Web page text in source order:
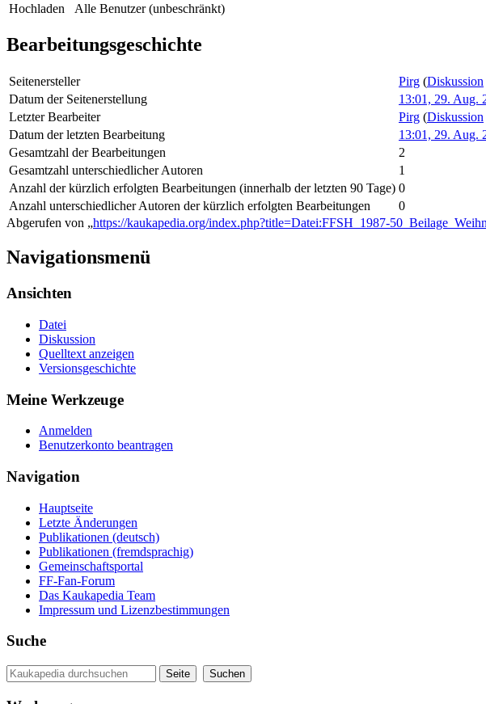
Hochladen
Alle Benutzer (unbeschränkt)
Bearbeitungsgeschichte
Seitenersteller Pirg (Diskussion
Datum der Seitenerstellung
13:01, 29. Aug.
Letzter Bearbeiter
Pirg (Diskussion
Datum der letzten Bearbeitung
13:01, 29. Aug.
Gesamtzahl der Bearbeitungen
2
Gesamtzahl unterschiedlicher Autoren
1
Anzahl der kürzlich erfolgten Bearbeitungen (innerhalb der letzten 90 Tage) 0
Anzahl unterschiedlicher Autoren der kürzlich erfolgten Bearbeitungen
0
Abgerufen von „https://kaukapedia.org/index.php?title=Datei:FFSH_1987-
Navigationsmenü
Ansichten
Datei
Diskussion
Quelltext anzeigen
Versionsgeschichte
Meine Werkzeuge
Anmelden
Benutzerkonto beantragen
Navigation
Hauptseite
Letzte Änderungen
Publikationen (deutsch)
Publikationen (fremdsprachig)
Gemeinschaftsportal
FF-Fan-Forum
Das Kaukapedia Team
Impressum und Lizenzbestimmungen
Suche